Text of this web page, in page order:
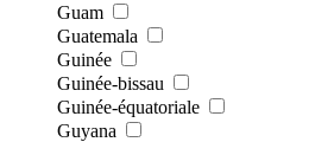
Guam
Guatemala
Guinée
Guinée-bissau
Guinée-équatoriale
Guyana